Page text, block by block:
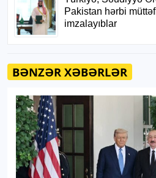
BƏNZƏR XƏBƏRLƏR